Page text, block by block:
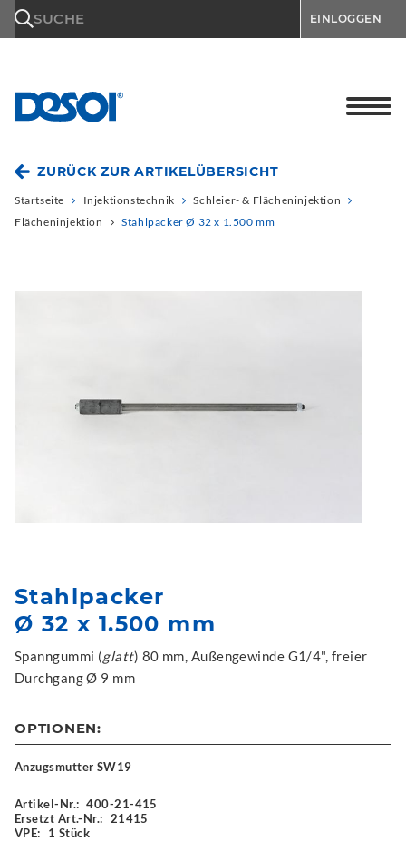
SUCHE EINLOGGEN
ZURÜCK ZUR ARTIKELÜBERSICHT
Startseite Injektionstechnik
Schleier- & Flächeninjektion
Flächeninjektion
Stahlpacker Ø 32 x 1.500 mm
Stahlpacker
Ø 32 x 1.500 mm
Spanngummi (glatt) 80 mm, Außengewinde G1/4", freier
Durchgang Ø 9 mm
OPTIONEN:
Anzugsmutter SW19
Artikel-Nr.: 400-21-415
Ersetzt Art.-Nr.: 21415
VPE:
1 Stück